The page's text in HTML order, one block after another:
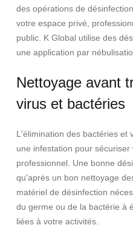
des opérations de
votre espace privé,
public. K Global utilise des
une application par
Nettoyage avant
virus et bactéries
L'élimination des bactéries et
une infestation pour
professionnel. Une bonne
qu'après un bon nettoyage
matériel de désinfection
du germe ou de la bactérie à
liées à votre activités.